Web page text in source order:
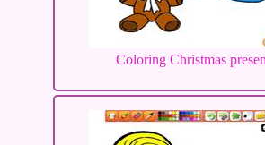
Coloring Christmas